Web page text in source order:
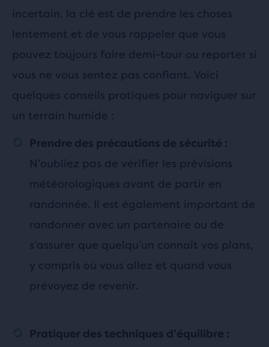
incertain, la clé est de prendre les choses
lentement et de vous rappeler que vous
pouvez toujours faire demi-tour ou reporter si
vous ne vous sentez pas confiant. Voici
quelques conseils pratiques pour naviguer sur
un terrain humide :
Prendre des précautions de sécurité :
N’oubliez pas de vérifier les prévisions
météorologiques avant de partir en
randonnée. Il est également important de
randonner avec un partenaire ou de
s’assurer que quelqu’un connaît vos plans,
y compris où vous allez et quand vous
prévoyez de revenir.
Pratiquer des techniques d’équilibre :